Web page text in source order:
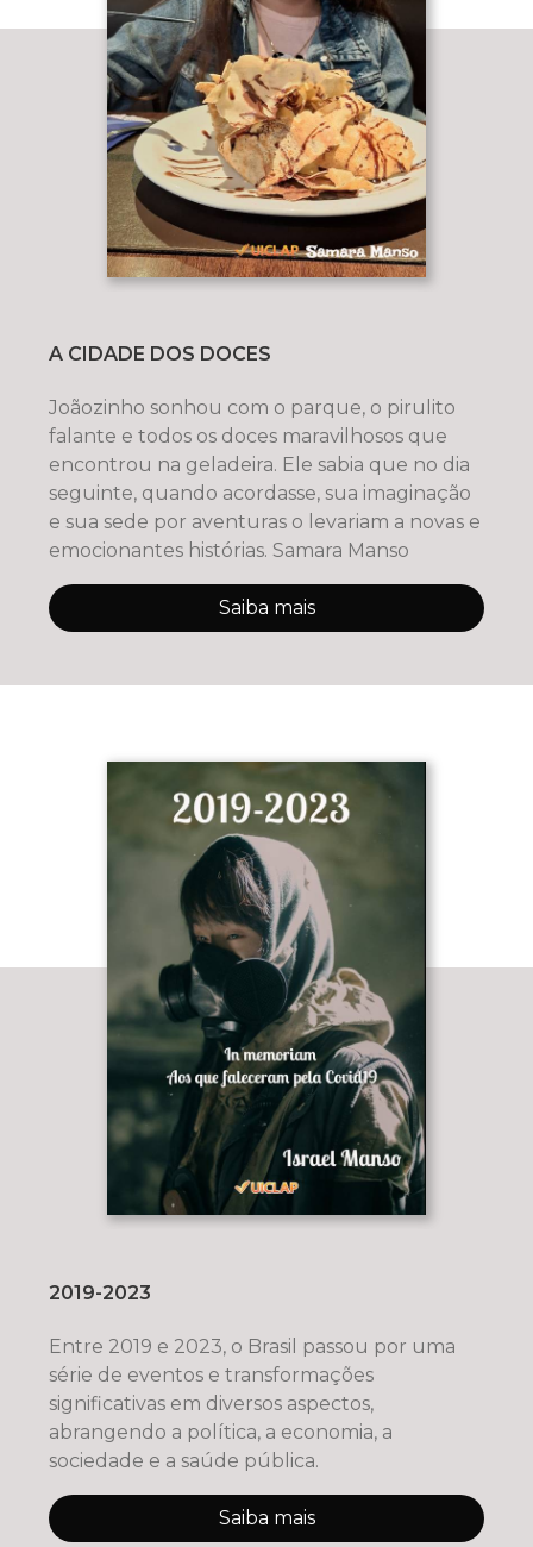
A CIDADE DOS DOCES
Joãozinho sonhou com o parque, o pirulito
falante e todos os doces maravilhosos que
encontrou na geladeira. Ele sabia que no dia
seguinte, quando acordasse, sua imaginação
e sua sede por aventuras o levariam a novas e
emocionantes histórias. Samara Manso
Saiba mais
2019-2023
Entre 2019 e 2023, o Brasil passou por uma
série de eventos e transformações
significativas em diversos aspectos,
abrangendo a política, a economia, a
sociedade e a saúde pública.
Saiba mais